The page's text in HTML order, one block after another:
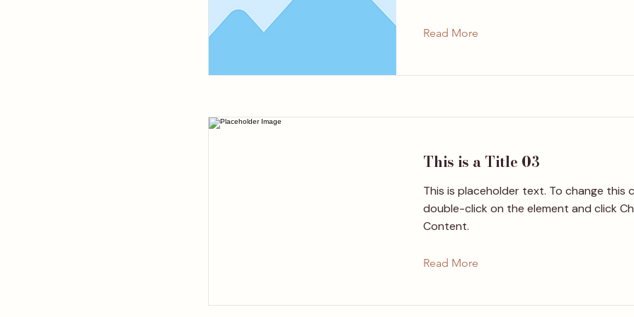
Read More
This is a Title 03
This is placeholder text. To change this
double-click on the element and click
Content.
Read More